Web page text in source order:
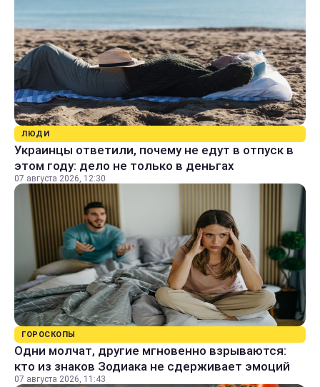
ЛЮДИ
Украинцы ответили, почему не едут в отпуск в
этом году: дело не только в деньгах
07 августа 2026, 12:30
ГОРОСКОПЫ
Одни молчат, другие мгновенно взрываются:
кто из знаков Зодиака не сдерживает эмоций
07 августа 2026, 11:43